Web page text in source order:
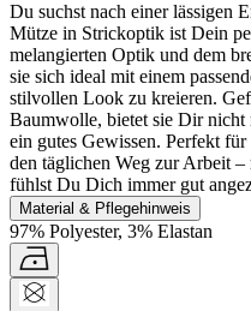
Du suchst nach einer lässigen
Mütze in Strickoptik ist Dein
melangierten Optik und dem
sie sich ideal mit einem
stilvollen Look zu kreieren.
Baumwolle, bietet sie Dir nicht
ein gutes Gewissen. Perfekt
den täglichen Weg zur Arbeit
fühlst Du Dich immer gut
Material & Pflegehinweis
97% Polyester, 3% Elastan